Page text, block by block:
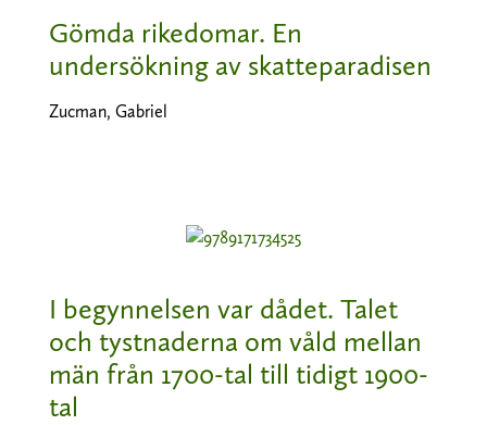
Gömda rikedomar. En
undersökning av skatteparadisen
Zucman, Gabriel
I begynnelsen var dådet. Talet
och tystnaderna om våld mellan
män från 1700-tal till tidigt 1900-
tal